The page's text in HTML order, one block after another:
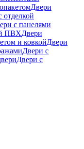
Двери
отделкой
с панелями
ПВХДвери
и ковкойДвери
Двери с
Двери с